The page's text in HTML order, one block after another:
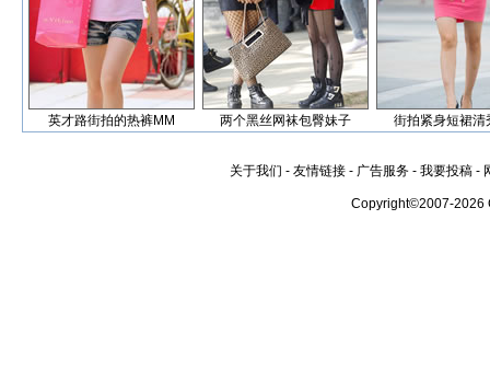
英才路街拍的热裤MM 两个黑丝网袜包臀妹子 街拍紧身短裙清
关于我们 - 友情链接 - 广告服务 - 我要投稿 -
Copyright©2007-2026